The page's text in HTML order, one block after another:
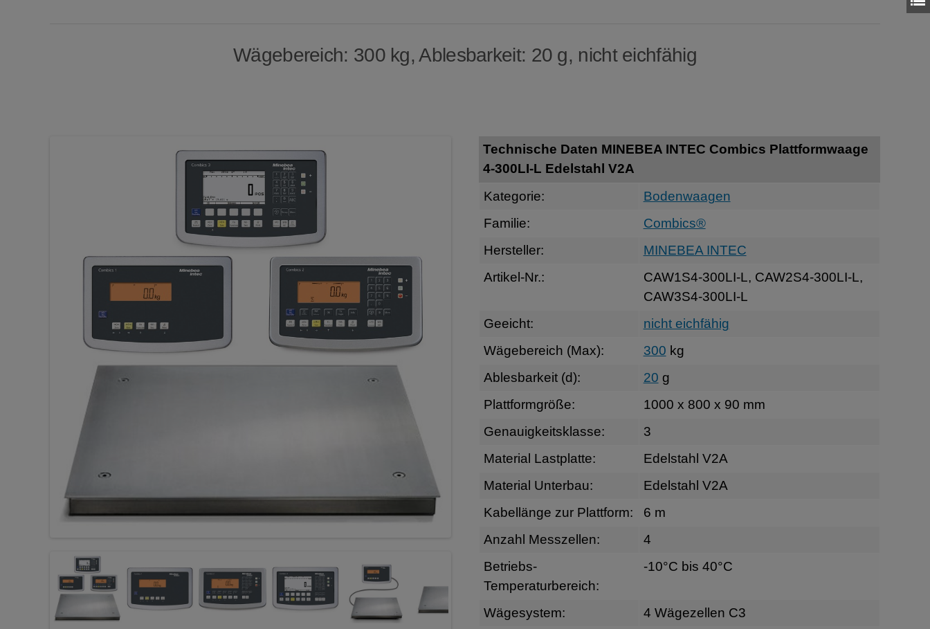
Wägebereich: 300 kg, Ablesbarkeit: 20 g, nicht eichfähig
Technische Daten MINEBEA INTEC Combics Plattformwaage
4-300LI-L Edelstahl V2A
Kategorie:
Bodenwaagen
Familie:
Combics®
Hersteller:
MINEBEA INTEC
Artikel-Nr.:
CAW1S4-300LI-L, CAW2S4-300LI-L,
CAW3S4-300LI-L
Geeicht:
nicht eichfähig
Wägebereich (Max):
300 kg
Ablesbarkeit (d):
20 g
Plattformgröße:
1000 x 800 x 90 mm
Genauigkeitsklasse:
3
Material Lastplatte:
Edelstahl V2A
Material Unterbau:
Edelstahl V2A
Kabellänge zur Plattform:
6 m
Anzahl Messzellen:
4
Betriebs-
Temperaturbereich:
-10°C bis 40°C
Wägesystem:
4 Wägezellen C3